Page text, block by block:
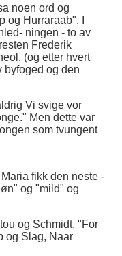
noen ord og
Hurraraab". I
ningen - to av
Frederik
(og etter hvert
byfoged og den
Vi svige vor
Men dette var
som tvungent
fikk den neste -
og "mild" og
og Schmidt. "For
og Slag, Naar